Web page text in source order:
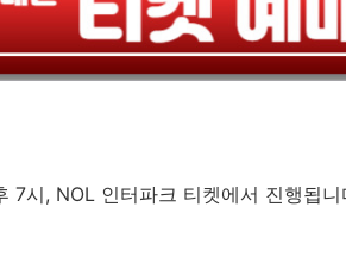
시, NOL 인터파크 티켓에서 진행됩니